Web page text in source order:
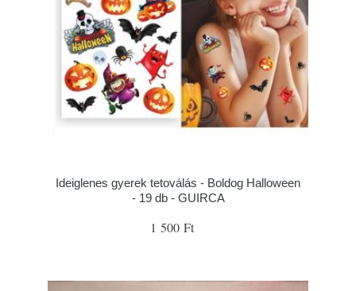
Ideiglenes gyerek tetoválás - Boldog Halloween
- 19 db - GUIRCA
1 500 Ft